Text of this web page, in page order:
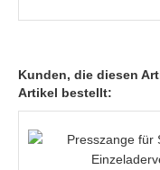
Kunden, die diesen
Artikel bestellt: